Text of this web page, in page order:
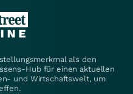
als den
Hub für einen aktuellen
und Wirtschaftswelt, um